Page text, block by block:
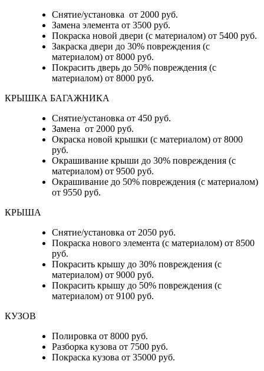
Снятие/установка от 2000 руб.
Замена элемента от 3500 руб.
Покраска новой двери (с материалом) от 5400 руб.
Закраска двери до 30% повреждения (с
материалом) от 8000 руб.
Покрасить дверь до 50% повреждения (с
материалом) от 8000 руб.
КРЫШКА БАГАЖНИКА
Снятие/установка от 450 руб.
Замена от 2000 руб.
Окраска новой крышки (с материалом) от 8000
руб.
Окрашивание крыши до 30% повреждения (с
материалом) от 9500 руб.
Окрашивание до 50% повреждения (с материалом)
от 9550 руб.
КРЫША
Снятие/установка от 2050 руб.
Покраска нового элемента (с материалом) от 8500
руб.
Покрасить крышу до 30% повреждения (с
материалом) от 9000 руб.
Покрасить крышу до 50% повреждения (с
материалом) от 9100 руб.
КУЗОВ
Полировка от 8000 руб.
Разборка кузова от 7500 руб.
Покраска кузова от 35000 руб.